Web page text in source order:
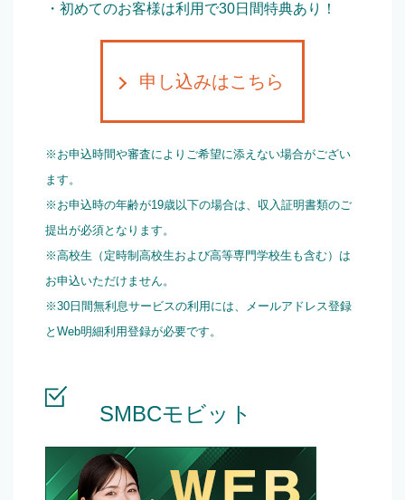
・初めてのお客様は利用で30日間特典あり！
申し込みはこちら
※お申込時間や審査によりご希望に添えない場合がござい
ます。
※お申込時の年齢が19歳以下の場合は、収入証明書類のご
提出が必須となります。
※高校生（定時制高校生および高等専門学校生も含む）は
お申込いただけません。
※30日間無利息サービスの利用には、メールアドレス登録
とWeb明細利用登録が必要です。
SMBCモビット